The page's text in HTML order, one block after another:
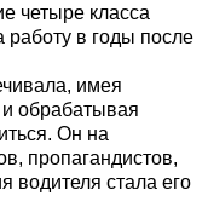
четыре класса
работу в годы после
имея
обрабатывая
Он на
пропагандистов,
водителя стала его